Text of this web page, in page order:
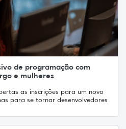
de programação com
e mulheres
as inscrições para um novo
para se tornar desenvolvedores